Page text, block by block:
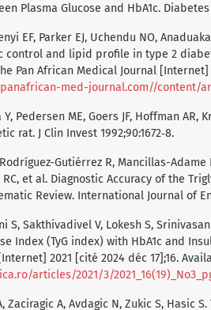
Plasma Glucose and HbA1c. Diabetes
EF, Parker EJ, Uchendu NO,
control and lipid profile in type 2
Pan African Medical Journal [Internet]
med-journal.com//content/
Y, Pedersen ME, Goers JF, Hoffman
rat. J Clin Invest 1992;90:1672‑8.
Gutiérrez R, Mancillas-Adame
RC, et al. Diagnostic Accuracy of the
Review. International Journal of
S, Sakthivadivel V, Lokesh S,
Index (TyG index) with HbA1c and
2021 [cité 2024 déc 17];16.
articles/2021/3/
Zaciragic A, Avdagic N, Zukic S, Hasic